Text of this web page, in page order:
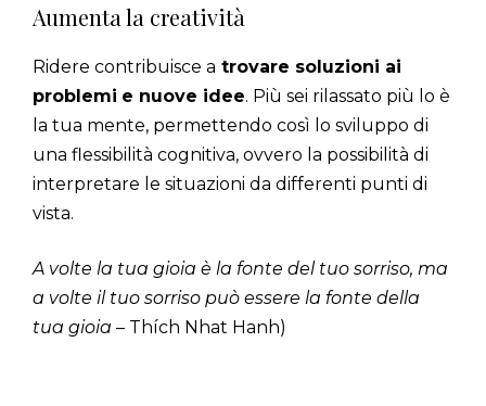
Aumenta la creatività
Ridere contribuisce a trovare soluzioni ai
problemi e nuove idee. Più sei rilassato più lo è
la tua mente, permettendo così lo sviluppo di
una flessibilità cognitiva, ovvero la possibilità di
interpretare le situazioni da differenti punti di
vista.
A volte la tua gioia è la fonte del tuo sorriso, ma
a volte il tuo sorriso può essere la fonte della
tua gioia – Thích Nhat Hanh)